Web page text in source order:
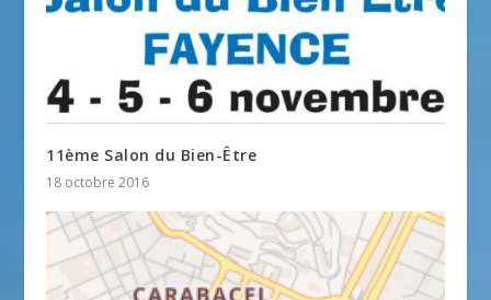
11ème Salon du Bien-Être
18 octobre 2016